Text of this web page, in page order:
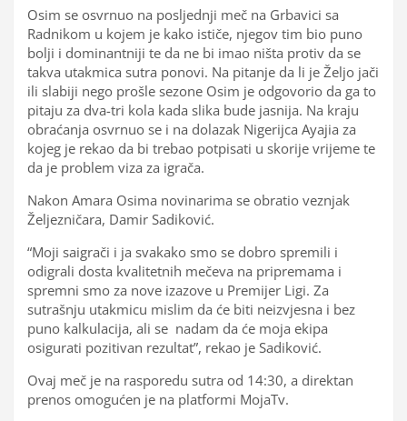
Osim se osvrnuo na posljednji meč na Grbavici sa
Radnikom u kojem je kako ističe, njegov tim bio puno
bolji i dominantniji te da ne bi imao ništa protiv da se
takva utakmica sutra ponovi. Na pitanje da li je Željo jači
ili slabiji nego prošle sezone Osim je odgovorio da ga to
pitaju za dva-tri kola kada slika bude jasnija. Na kraju
obraćanja osvrnuo se i na dolazak Nigerijca Ayajia za
kojeg je rekao da bi trebao potpisati u skorije vrijeme te
da je problem viza za igrača.
Nakon Amara Osima novinarima se obratio veznjak
Željezničara, Damir Sadiković.
“Moji saigrači i ja svakako smo se dobro spremili i
odigrali dosta kvalitetnih mečeva na pripremama i
spremni smo za nove izazove u Premijer Ligi. Za
sutrašnju utakmicu mislim da će biti neizvjesna i bez
puno kalkulacija, ali se nadam da će moja ekipa
osigurati pozitivan rezultat”, rekao je Sadiković.
Ovaj meč je na rasporedu sutra od 14:30, a direktan
prenos omogućen je na platformi MojaTv.